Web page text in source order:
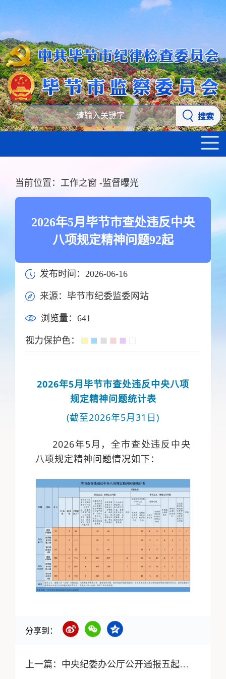
搜索
当前位置： 工作之窗 -监督曝光
2026年5月毕节市查处违反中央
八项规定精神问题92起
发布时间：2026-06-16
来源：毕节市纪委监委网站
浏览量： 641
视力保护色：
2026年5月毕节市查处违反中央八项
规定精神问题统计表
(截至2026年5月31日)
2026年5月，全市查处违反中央
八项规定精神问题情况如下 ：
分享到：
上一篇： 中央纪委办公厅公开通报五起政绩观偏差典型案件